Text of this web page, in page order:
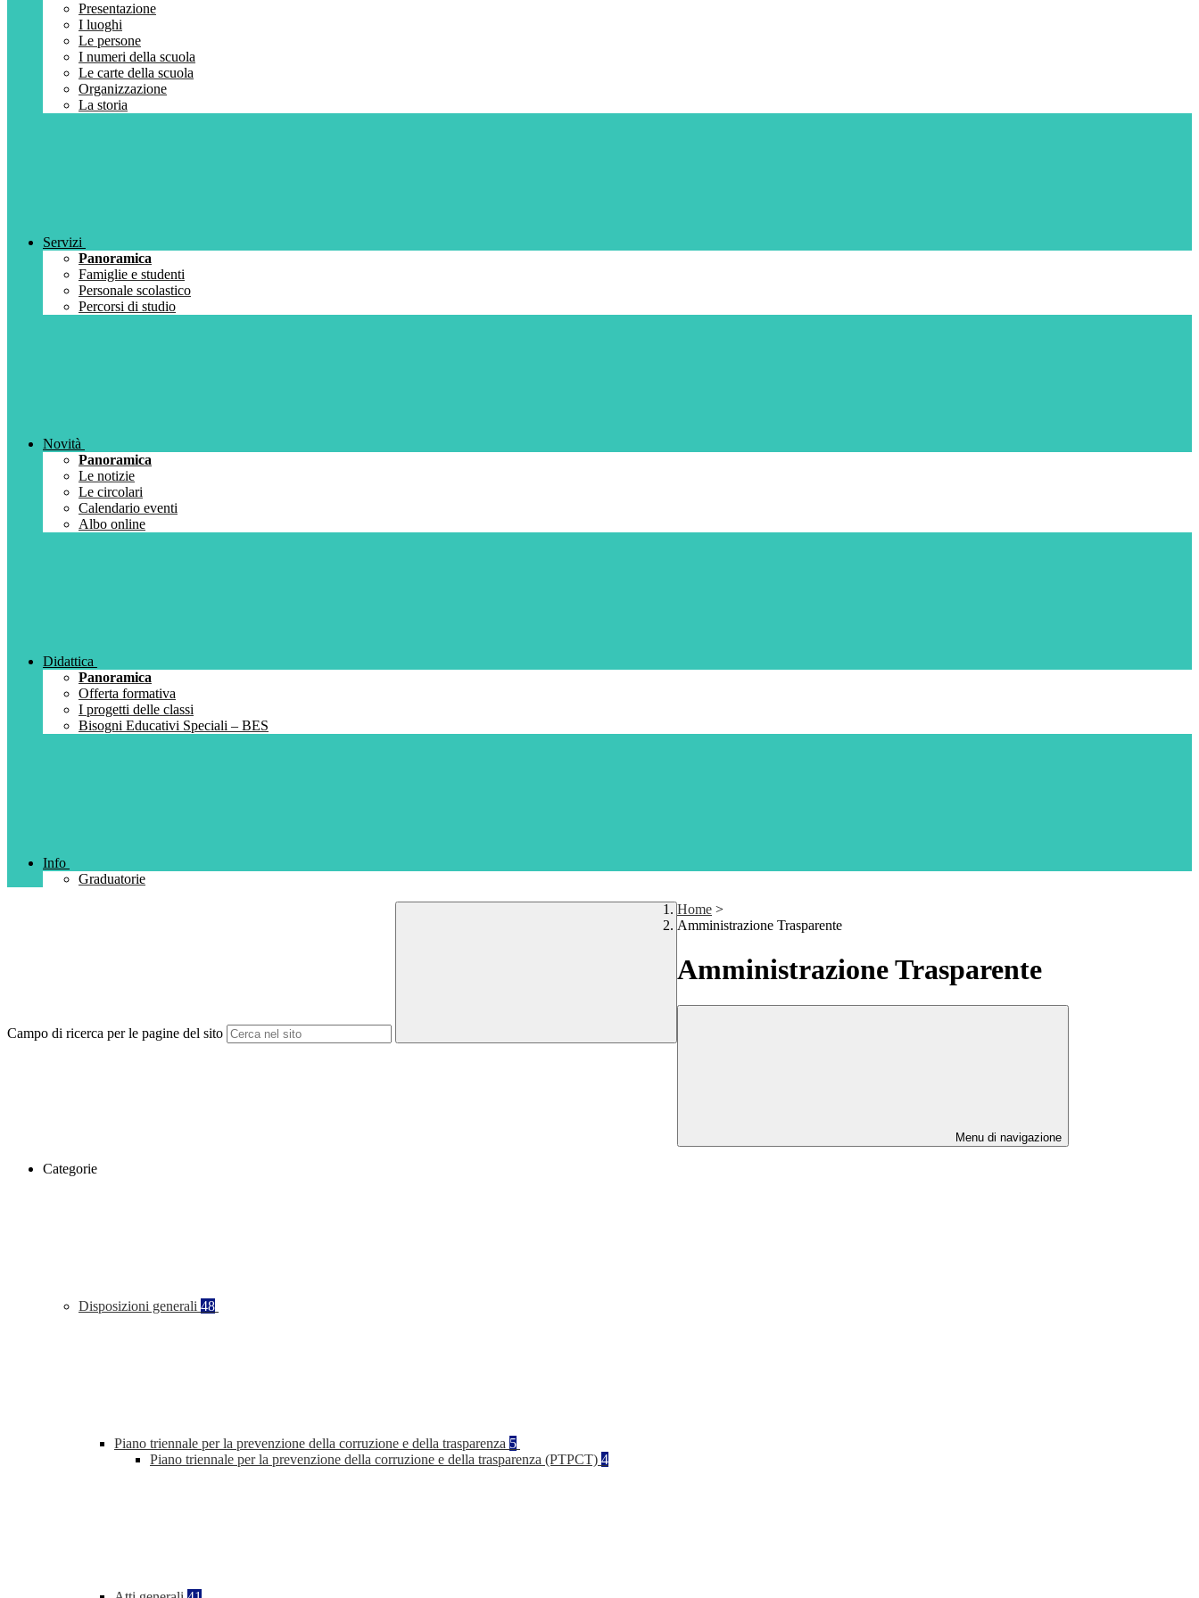
Presentazione
I luoghi
Le persone
I numeri della scuola
Le carte della scuola
Organizzazione
La storia
Servizi
Panoramica
Famiglie e studenti
Personale scolastico
Percorsi di studio
Novità
Panoramica
Le notizie
Le circolari
Calendario eventi
Albo online
Didattica
Panoramica
Offerta formativa
I progetti delle classi
Bisogni Educativi Speciali – BES
Info
Graduatorie
Campo di ricerca per le pagine del sito
Home >
Amministrazione Trasparente
Amministrazione Trasparente
Menu di navigazione
Categorie
Disposizioni generali 48
Piano triennale per la prevenzione della corruzione e della trasparenza 5
Piano triennale per la prevenzione della corruzione e della trasparenza (PTPCT) 4